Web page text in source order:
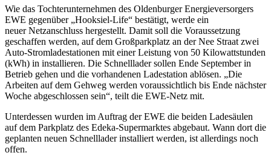
Wie das Tochterunternehmen des Oldenburger Energieversorgers
EWE gegenüber „Hooksiel-Life“ bestätigt, werde ein
neuer Netzanschluss hergestellt. Damit soll die Voraussetzung
geschaffen werden, auf dem Großparkplatz an der Nee Straat zwei
Auto-Stromladestationen mit einer Leistung von 50 Kilowattstunden
(kWh) in installieren. Die Schnelllader sollen Ende September in
Betrieb gehen und die vorhandenen Ladestation ablösen. „Die
Arbeiten auf dem Gehweg werden voraussichtlich bis Ende nächster
Woche abgeschlossen sein“, teilt die EWE-Netz mit.
Unterdessen wurden im Auftrag der EWE die beiden Ladesäulen
auf dem Parkplatz des Edeka-Supermarktes abgebaut. Wann dort die
geplanten neuen Schnelllader installiert werden, ist allerdings noch
offen.